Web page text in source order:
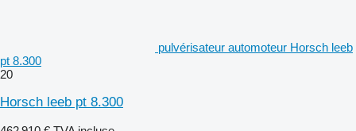
pulvérisateur automoteur Horsch leeb
pt 8.300
20
Horsch leeb pt 8.300